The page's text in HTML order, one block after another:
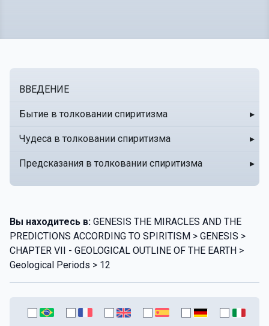
ВВЕДЕНИЕ
Бытие в толковании спиритизма ▸
Чудеса в толковании спиритизма ▸
Предсказания в толковании спиритизма ▸
Вы находитесь в: GENESIS THE MIRACLES AND THE
PREDICTIONS ACCORDING TO SPIRITISM > GENESIS >
CHAPTER VII - GEOLOGICAL OUTLINE OF THE EARTH >
Geological Periods > 12